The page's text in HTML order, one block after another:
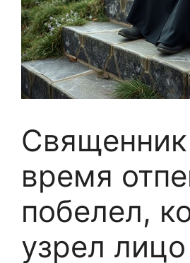
время
побелел,
узрел лицо